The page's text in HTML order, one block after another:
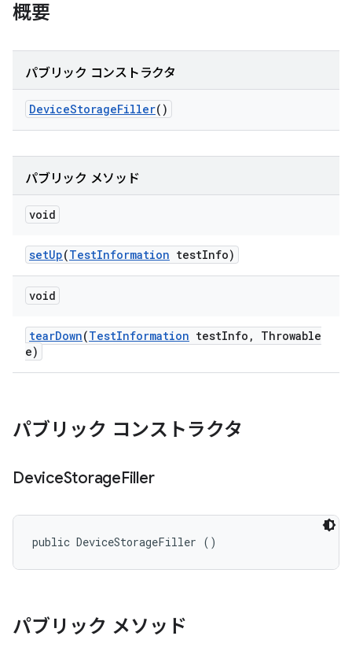
概要
パブリック コンストラクタ
DeviceStorageFiller()
パブリック メソッド
void
setUp(TestInformation testInfo)
void
tearDown(TestInformation testInfo ,
Throwable
e)
パブリック コンストラクタ
DeviceStorageFiller
public DeviceStorageFiller ()
パブリック メソッド